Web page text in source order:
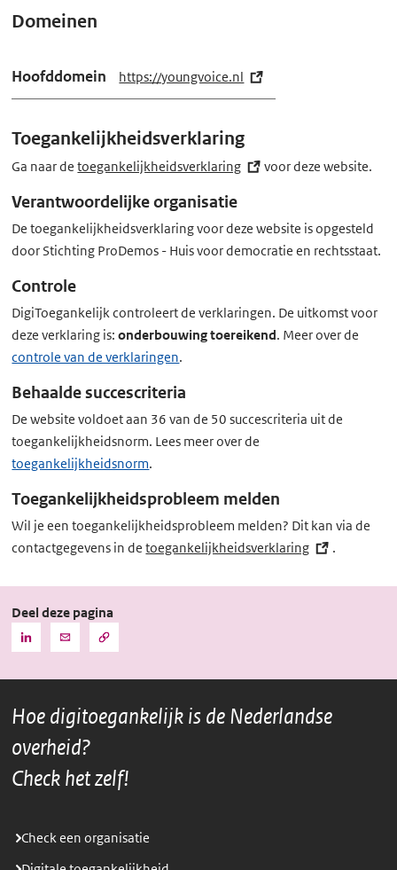
Domeinen
Hoofddomein https://youngvoice.nl (e
x
r
l
i
Toegankelijkheidsverklaring
Ga naar detoegankelijkheidsverklaring (externe
voor deze website.
Verantwoordelijke organisatie
De toegankelijkheidsverklaring voor deze website is opgesteld
door Stichting ProDemos - Huis voor democratie en rechtsstaat.
Controle
DigiToegankelijk controleert de verklaringen. De uitkomst voor
deze verklaring is:onderbouwing toereikend. Meer over de
controle van de verklaringen.
Behaalde succescriteria
De website voldoet aan 36 van de 50 succescriteria uit de
toegankelijkheidsnorm. Lees meer over de
toegankelijkheidsnorm.
Toegankelijkheidsprobleem melden
Wil je een toegankelijkheidsprobleem melden? Dit kan via de
contactgegevens in detoegankelijkheidsverklaring (externe
.
Deel deze pagina
Deel
pagina
LinkedIn
Deel
pagina
Mail
Kopieer
de
naar
Hoe digitoegankelijk is de Nederlandse
overheid?
Check het zelf!
Check een organisatie